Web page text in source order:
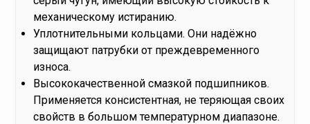
механическому истиранию.
Уплотнительными кольцами. Они надёжно
защищают патрубки от преждевременного
износа.
Высококачественной смазкой подшипников.
Применяется консистентная, не теряющая своих
свойств в большом температурном диапазоне.